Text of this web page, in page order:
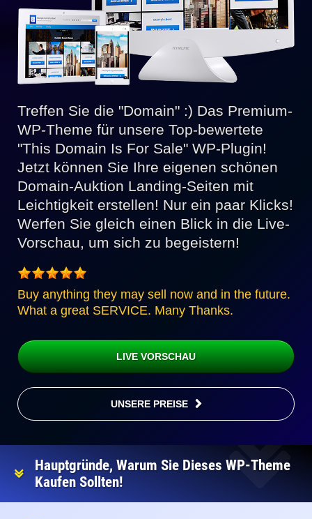
Treffen Sie die "Domain" :) Das Premium-
WP-Theme für unsere Top-bewertete
"This Domain Is For Sale" WP-Plugin!
Jetzt können Sie Ihre eigenen schönen
Domain-Auktion Landing-Seiten mit
Leichtigkeit erstellen! Nur ein paar Klicks!
Werfen Sie gleich einen Blick in die Live-
Vorschau, um sich zu begeistern!
Buy anything they may sell now and in the future.
What a great SERVICE. Many Thanks.
LIVE VORSCHAU
UNSERE PREISE
Hauptgründe, Warum Sie Dieses WP-Theme
Kaufen Sollten!